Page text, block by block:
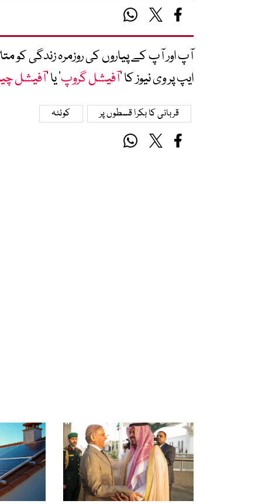
آپ اور آپ کے پیاروں کی روزمرہ زندگی کو
ایپ پر وی نیوز کا ’آفیشل گروپ‘ یا ’آفیشل
قربانی کا بکرا قسطوں پر کوئٹہ